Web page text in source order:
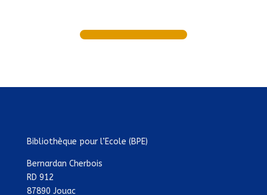
Bibliothèque pour l’Ecole (BPE)
Bernardan Cherbois
RD 912
87890 Jouac